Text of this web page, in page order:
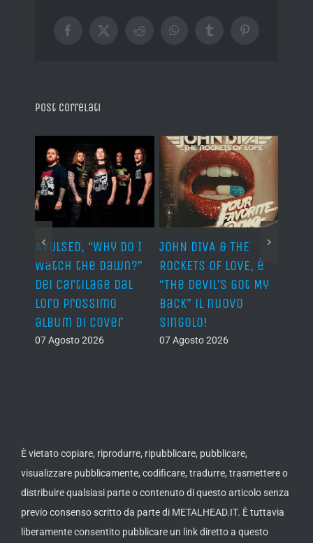
Facebook
X RedditWhatsAppTumblrPinterest
Post correlati
AVULSED, “Why Do I
Watch the Dawn?”
dei Cartilage dal
loro prossimo
album di cover
07 Agosto 2026
JOHN DIVA & THE
ROCKETS OF LOVE, è
“The Devil’s Got My
Back” il nuovo
singolo!
07 Agosto 2026
È vietato copiare, riprodurre, ripubblicare, pubblicare,
visualizzare pubblicamente, codificare, tradurre, trasmettere o
distribuire qualsiasi parte o contenuto di questo articolo senza
previo consenso scritto da parte di METALHEAD.IT. È tuttavia
liberamente consentito pubblicare un link diretto a questo